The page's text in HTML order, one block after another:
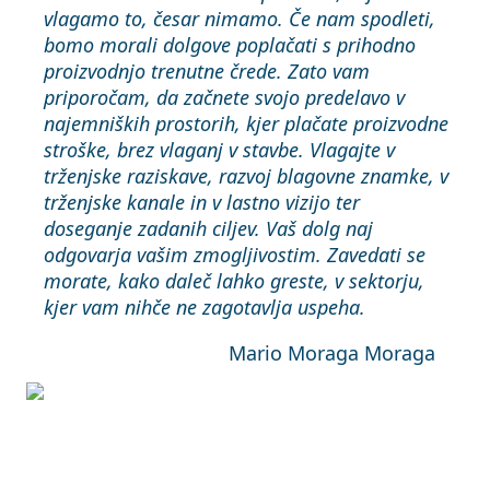
vlagamo to, česar nimamo. Če nam spodleti,
bomo morali dolgove poplačati s prihodno
proizvodnjo trenutne črede. Zato vam
priporočam, da začnete svojo predelavo v
najemniških prostorih, kjer plačate proizvodne
stroške, brez vlaganj v stavbe. Vlagajte v
trženjske raziskave, razvoj blagovne znamke, v
trženjske kanale in v lastno vizijo ter
doseganje zadanih ciljev. Vaš dolg naj
odgovarja vašim zmogljivostim. Zavedati se
morate, kako daleč lahko greste, v sektorju,
kjer vam nihče ne zagotavlja uspeha.
Mario Moraga Moraga